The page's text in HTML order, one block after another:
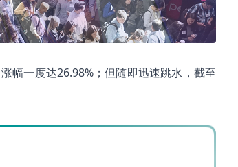
幅一度达26.98%；但随即迅速跳水，截至